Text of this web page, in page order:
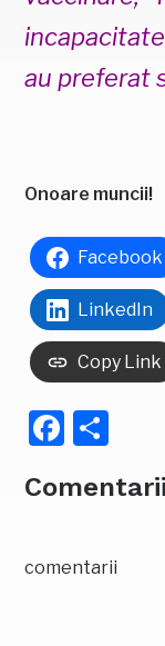
au preferat
Onoare muncii!
Facebook
LinkedIn
Copy Link
Comentarii
comentarii